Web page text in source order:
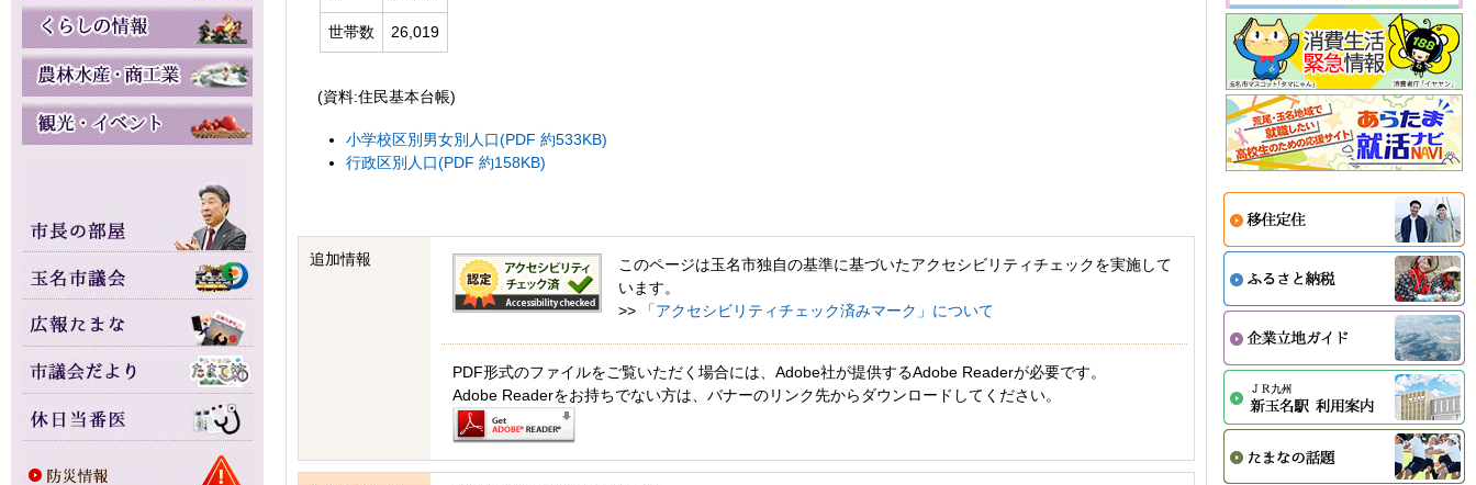
世帯数 26,019
(資料:住民基本台帳)
小学校区別男女別人口(PDF 約533KB)
行政区別人口(PDF 約158KB)
追加情報
このページは玉名市独自の基準に基づいたアクセシビリティチェックを実施して
います。
>>
「アクセシビリティチェック済みマーク」について
PDF形式のファイルをご覧いただく場合には、Adobe社が提供するAdobe Readerが必要です。
Adobe Readerをお持ちでない方は、バナーのリンク先からダウンロードしてください。